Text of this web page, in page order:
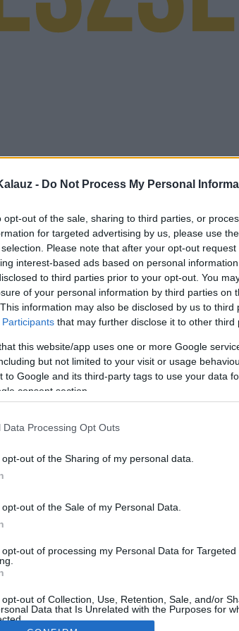
- Do Not Process My Personal
opt-out of the sale, sharing to third parties, or
for targeted advertising by us, please use
Please note that after your opt-out
interest-based ads based on personal
to third parties prior to your opt-out. You
of your personal information by third parties on
information may also be disclosed by us to third
that may further disclose it to other third
this website/app uses one or more Google
but not limited to your visit or usage
to Google and its third-party tags to use your data
consent section.
Data Processing Opt Outs
out of the Sharing of my personal data.
out of the Sale of my Personal Data.
out of processing my Personal Data for Targeted
out of Collection, Use, Retention, Sale, and/or
Data that Is Unrelated with the Purposes for